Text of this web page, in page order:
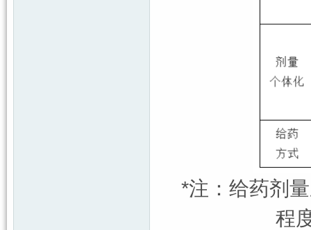
*注：给药剂
程